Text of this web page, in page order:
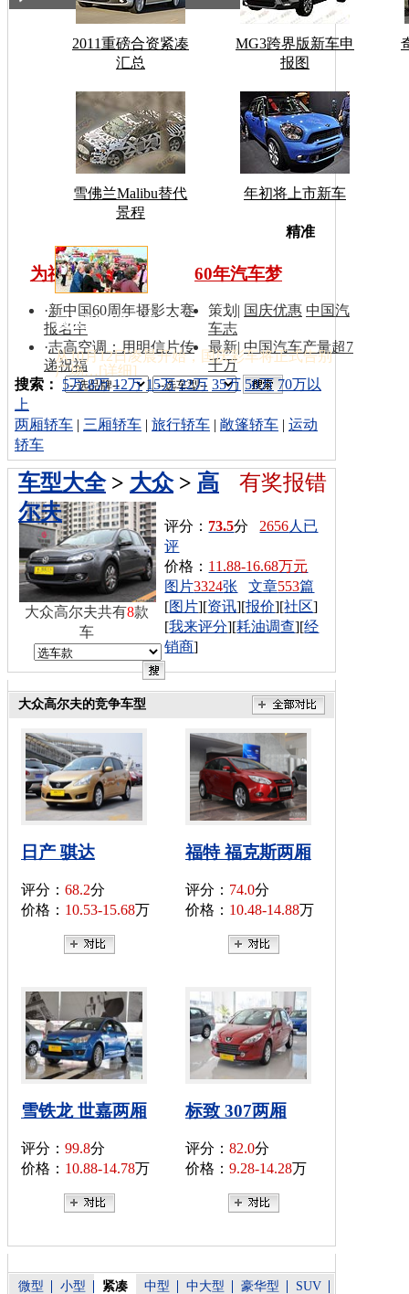
2011重磅合资紧凑
汇总
MG3跨界版新车申
报图
雪佛兰Malibu替代
景程
年初将上市新车
国庆彩车撤离天安门
从10月12日凌晨开始，国庆彩车将正式告别
广场…[详细 ]
为祖国同喝彩
·新中国60周年摄影大赛
报名中
·志高空调：用明信片传
递祝福
60年汽车梦
策划 | 国庆优惠 中国汽
车志
最新|中国汽车产量超7
千万
车型搜
索：
精准
搜索： 5万 8万 12万 15万 22万 35万 50万 70万以
上
两厢轿车 | 三厢轿车 | 旅行轿车 | 敞篷轿车 | 运动
轿车
有奖报错
车型大全> 大众> 高
尔夫
评分： 73.5分 2656人已
评
价格： 11.88-16.68万元
图片3324张 文章553篇
[图片][资讯][报价][社区]
[我来评分][耗油调查][经
销商]
大众高尔夫共有8款
车
大众高尔夫的竞争车型
日产 骐达
评分： 68.2分
价格： 10.53-15.68万
福特 福克斯两厢
评分： 74.0分
价格： 10.48-14.88万
雪铁龙 世嘉两厢
评分： 99.8分
价格： 10.88-14.78万
标致 307两厢
评分： 82.0分
价格： 9.28-14.28万
微型 小型 紧凑 中型 中大型 豪华型 SUV